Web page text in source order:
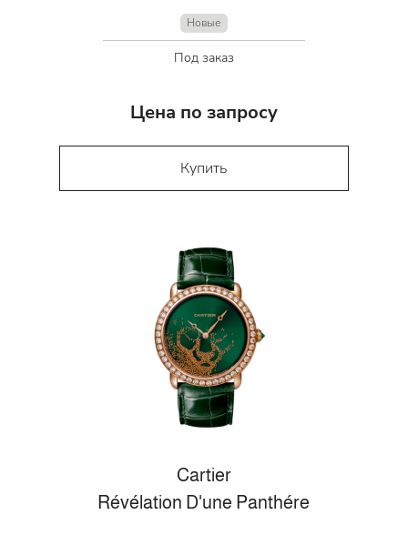
Новые
Под заказ
Цена по запросу
Купить
Cartier
Révélation D'une Panthére